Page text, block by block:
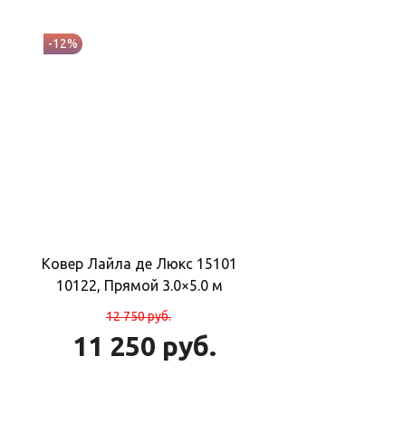
-12%
Ковер Лайла де Люкс 15101
10122, Прямой 3.0×5.0 м
12 750руб.
11 250 руб.